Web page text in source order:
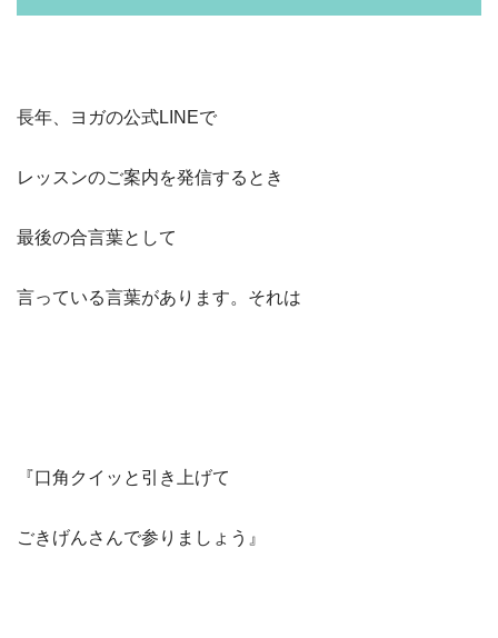
長年、ヨガの公式LINEで
レッスンのご案内を発信するとき
最後の合言葉として
言っている言葉があります。それは
『口角クイッと引き上げて
ごきげんさんで参りましょう』